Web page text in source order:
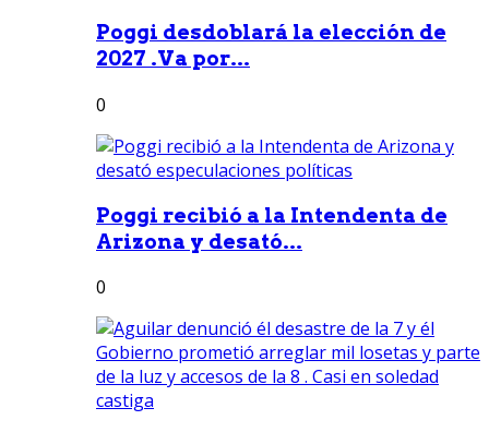
Poggi desdoblará la elección de
2027 .Va por...
0
Poggi recibió a la Intendenta de
Arizona y desató...
0